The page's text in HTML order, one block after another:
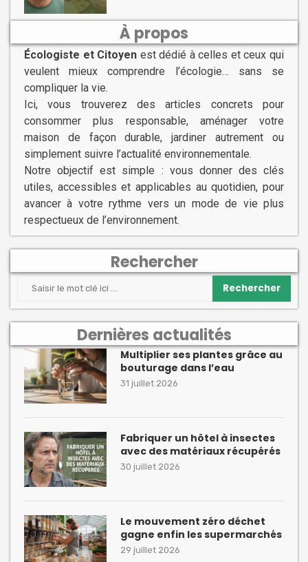
À propos
Écologiste et Citoyen est dédié à celles et ceux qui
veulent mieux comprendre l’écologie… sans se
compliquer la vie.
Ici, vous trouverez des articles concrets pour
consommer plus responsable, aménager votre
maison de façon durable, jardiner autrement ou
simplement suivre l’actualité environnementale.
Notre objectif est simple : vous donner des clés
utiles, accessibles et applicables au quotidien, pour
avancer à votre rythme vers un mode de vie plus
respectueux de l’environnement.
Rechercher
Rechercher
Dernières actualités
Multiplier ses plantes grâce au
bouturage dans l’eau
31 juillet 2026
Fabriquer un hôtel à insectes
avec des matériaux récupérés
30 juillet 2026
Le mouvement zéro déchet
gagne enfin les supermarchés
29 juillet 2026